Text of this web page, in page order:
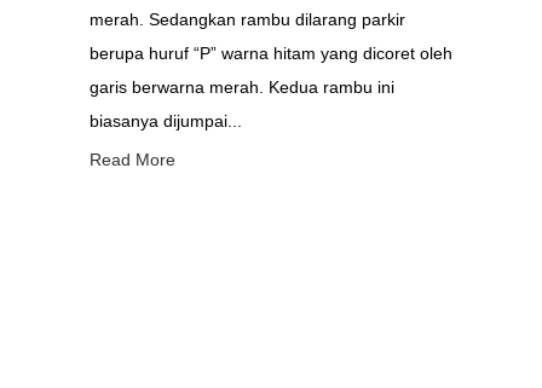
merah. Sedangkan rambu dilarang parkir
berupa huruf “P” warna hitam yang dicoret oleh
garis berwarna merah. Kedua rambu ini
biasanya dijumpai...
Read More